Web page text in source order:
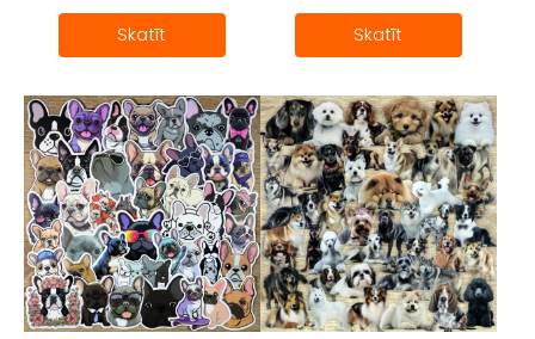
Skatīt Skatīt